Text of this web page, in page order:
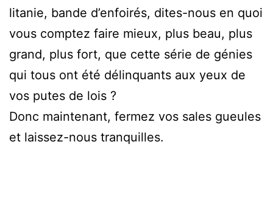
litanie, bande d’enfoirés, dites-nous en quoi
vous comptez faire mieux, plus beau, plus
grand, plus fort, que cette série de génies
qui tous ont été délinquants aux yeux de
vos putes de lois ?
Donc maintenant, fermez vos sales gueules
et laissez-nous tranquilles.